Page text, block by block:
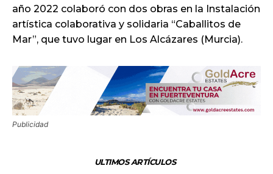
año 2022 colaboró con dos obras en la Instalación
artística colaborativa y solidaria “Caballitos de
Mar”, que tuvo lugar en Los Alcázares (Murcia).
Publicidad
ULTIMOS ARTÍCULOS